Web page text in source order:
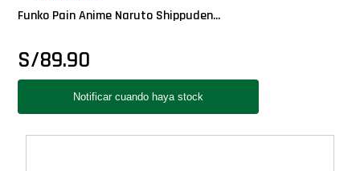
Pop Regular
Funko Pain Anime Naruto Shippuden...
S/89.90